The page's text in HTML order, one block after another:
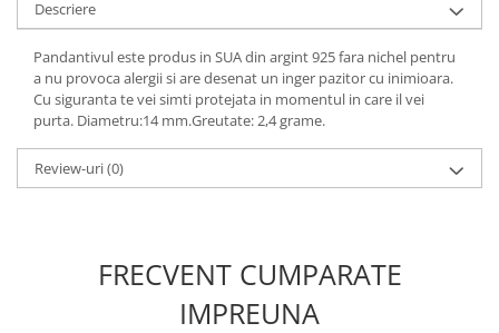
Descriere
Pandantivul este produs in SUA din argint 925 fara nichel pentru
a nu provoca alergii si are desenat un inger pazitor cu inimioara.
Cu siguranta te vei simti protejata in momentul in care il vei
purta. Diametru:14 mm.Greutate: 2,4 grame.
Review-uri(0)
FRECVENT CUMPARATE
IMPREUNA